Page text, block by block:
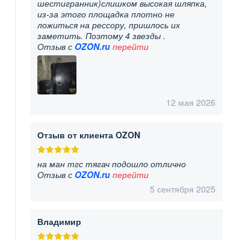
шестигранник)слишком высокая шляпка,
из-за этого площадка плотно не
ложиться на рессору, пришлось их
заметить. Поэтому 4 звезды .
Отзыв с OZON.ru перейти
12 мая 2026
Отзыв от клиента OZON
на ман тгс тягач подошло отлично
Отзыв с OZON.ru перейти
5 сентября 2025
Владимир